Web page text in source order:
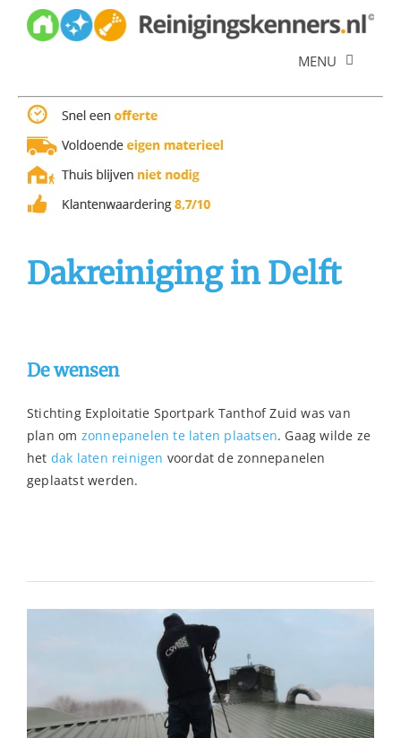
MENU
Diensten
Dakreiniging in Delft
De wensen
Stichting Exploitatie Sportpark Tanthof Zuid was van
plan om zonnepanelen te laten plaatsen. Gaag wilde ze
het dak laten reinigen voordat de zonnepanelen
geplaatst werden.